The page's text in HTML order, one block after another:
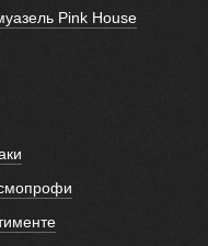
Pink House